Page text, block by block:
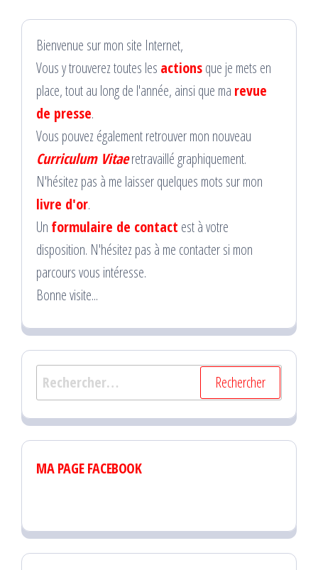
Bienvenue sur mon site Internet,
Vous y trouverez toutes les actionsque je mets en
place, tout au long de l'année, ainsi que ma revue
de presse.
Vous pouvez également retrouver mon nouveau
Curriculum Vitaeretravaillé graphiquement.
N'hésitez pas à me laisser quelques mots sur mon
livre d'or.
Un formulaire de contact est à votre
disposition. N'hésitez pas à me contacter si mon
parcours vous intéresse.
Bonne visite...
Rechercher :
MA PAGE FACEBOOK